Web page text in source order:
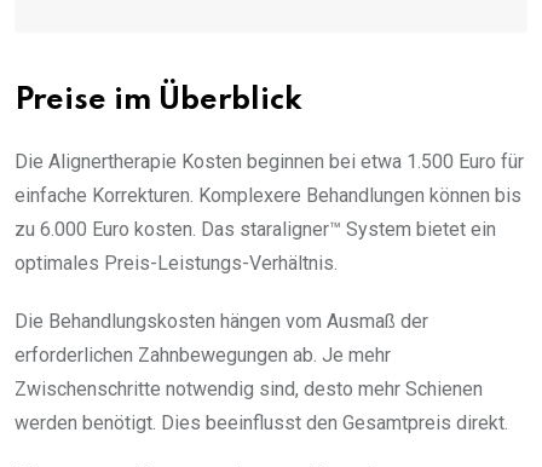
Preise im Überblick
Die Alignertherapie Kosten beginnen bei etwa 1.500 Euro für
einfache Korrekturen. Komplexere Behandlungen können bis
zu 6.000 Euro kosten. Das staraligner™ System bietet ein
optimales Preis-Leistungs-Verhältnis.
Die Behandlungskosten hängen vom Ausmaß der
erforderlichen Zahnbewegungen ab. Je mehr
Zwischenschritte notwendig sind, desto mehr Schienen
werden benötigt. Dies beeinflusst den Gesamtpreis direkt.